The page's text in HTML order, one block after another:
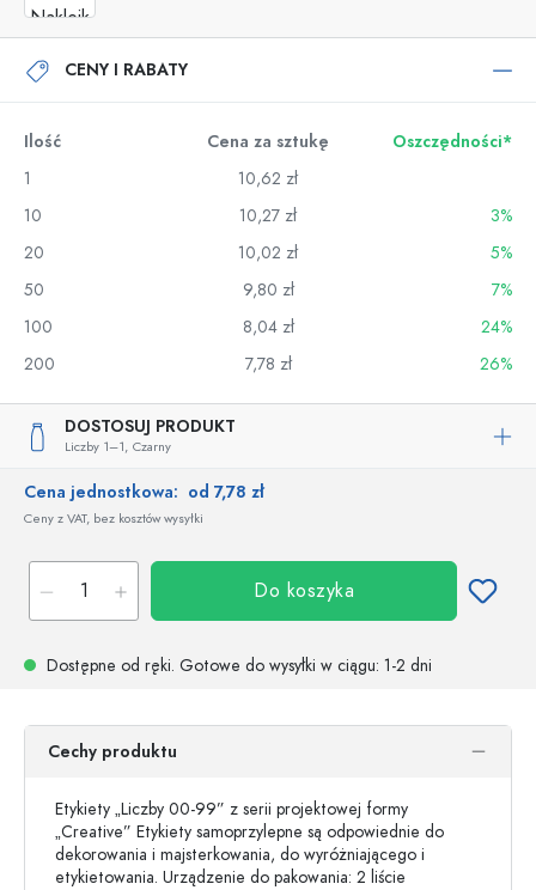
CENY I RABATY
Ilość Cena za sztukę
Oszczędności*
1
10,62 zł
10
10,27 zł
3%
20
10,02 zł
5%
50
9,80 zł
7%
100
8,04 zł
24%
200
7,78 zł 26%
DOSTOSUJ PRODUKT
Liczby 1–1, Czarny
Cena jednostkowa: od 7,78 zł
Ceny z VAT, bez kosztów wysyłki
Do koszyka
Dostępne od ręki. Gotowe do wysyłki w ciągu: 1-2 dni
Cechy produktu
Etykiety „Liczby 00-99” z serii projektowej formy
„Creative” Etykiety samoprzylepne są odpowiednie do
dekorowania i majsterkowania, do wyróżniającego i
etykietowania. Urządzenie do pakowania: 2 liście